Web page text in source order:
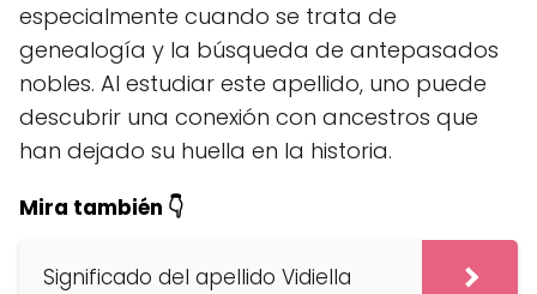
especialmente cuando se trata de
genealogía y la búsqueda de antepasados
nobles. Al estudiar este apellido, uno puede
descubrir una conexión con ancestros que
han dejado su huella en la historia.
Mira también 👇
Significado del apellido Vidiella